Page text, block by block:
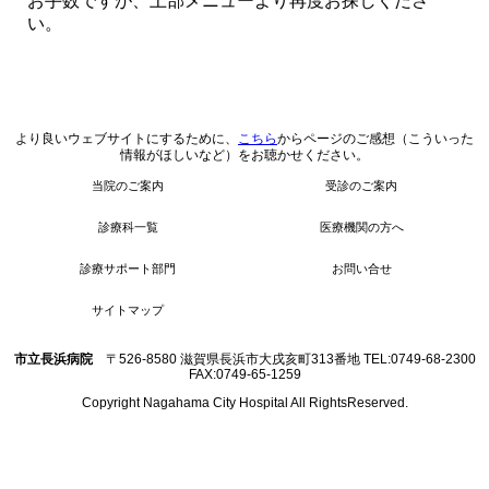
い。
より良いウェブサイトにするために、 こちらからページのご感想（こういった
情報がほしいなど）をお聴かせください。
当院のご案内 受診のご案内
診療科一覧 医療機関の方へ
診療サポート部門 お問い合せ
サイトマップ
市立長浜病院
〒526-8580 滋賀県長浜市大戌亥町313番地 TEL:0749-68-2300
FAX:0749-65-1259
Copyright Nagahama City Hospital All RightsReserved.